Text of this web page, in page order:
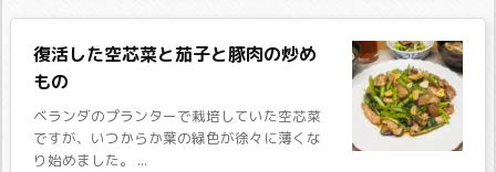
復活した空芯菜と茄子と豚肉の炒め
もの
ベランダのプランターで栽培していた空芯菜
ですが、いつからか葉の緑色が徐々に薄くな
り始めました。 ...